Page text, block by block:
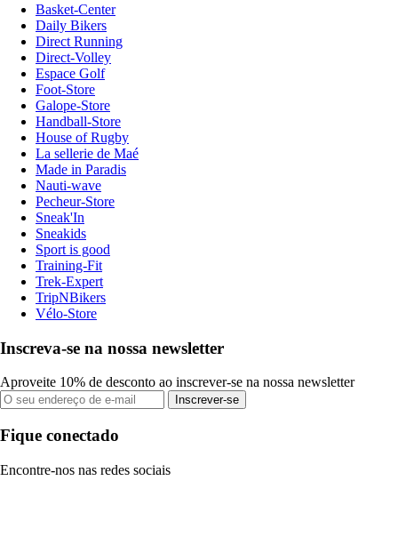
Basket-Center
Daily Bikers
Direct Running
Direct-Volley
Espace Golf
Foot-Store
Galope-Store
Handball-Store
House of Rugby
La sellerie de Maé
Made in Paradis
Nauti-wave
Pecheur-Store
Sneak'In
Sneakids
Sport is good
Training-Fit
Trek-Expert
TripNBikers
Vélo-Store
Inscreva-se na nossa newsletter
Aproveite 10% de desconto ao inscrever-se na nossa newsletter
Inscrever-se
Fique conectado
Encontre-nos nas redes sociais